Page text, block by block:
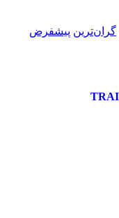
گران‌ترین پیشفرض